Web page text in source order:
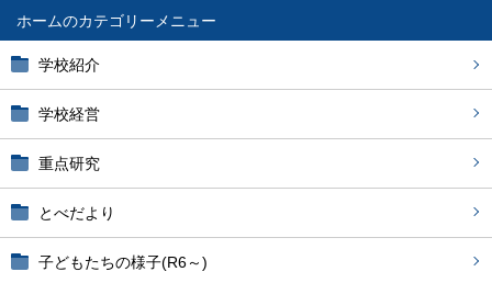
ホーム
学校紹介
学校経営
重点研究
とべだより
子どもたちの様子(R6～)